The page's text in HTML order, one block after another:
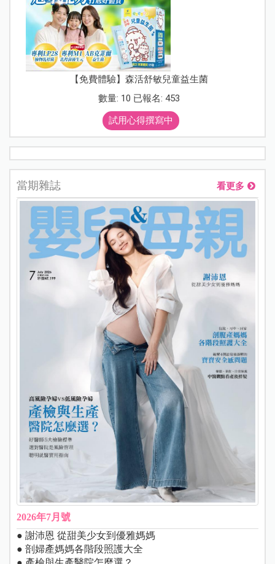
【免費體驗】森活舒敏兒童益生菌
數量: 10 已報名: 453
試用心得撰寫中
當期雜誌 看更多
2026年7月號
● 謝沛恩 從甜美少女到優雅媽媽
● 剖婦產媽媽各階段照護大全